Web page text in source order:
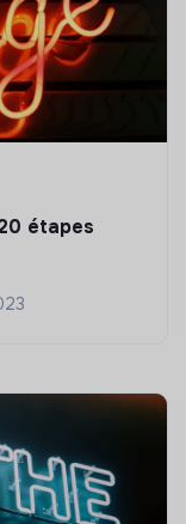
étapes